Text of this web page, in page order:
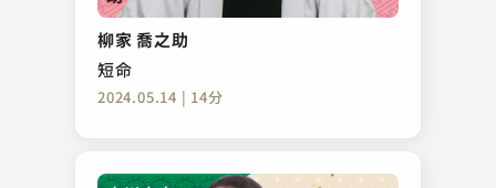
柳家 喬之助
短命
2024.05.14 | 14分